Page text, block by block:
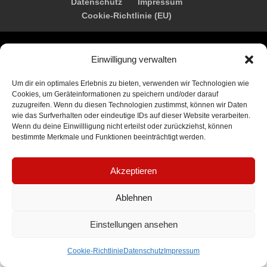
Einwilligung verwalten
Um dir ein optimales Erlebnis zu bieten, verwenden wir Technologien wie
Cookies, um Geräteinformationen zu speichern und/oder darauf
zuzugreifen. Wenn du diesen Technologien zustimmst, können wir Daten
wie das Surfverhalten oder eindeutige IDs auf dieser Website verarbeiten.
Wenn du deine Einwillligung nicht erteilst oder zurückziehst, können
bestimmte Merkmale und Funktionen beeinträchtigt werden.
Akzeptieren
Ablehnen
Einstellungen ansehen
Cookie-Richtlinie Datenschutz Impressum
Cookie-Richtlinie (EU)